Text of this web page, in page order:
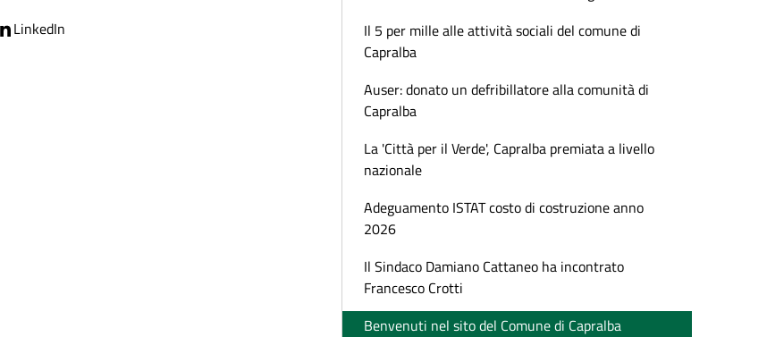
LinkedIn
Il 5 per mille alle attività sociali del comune di
Capralba
Auser: donato un defribillatore alla comunità di
Capralba
La 'Città per il Verde', Capralba premiata a livello
nazionale
Adeguamento ISTAT costo di costruzione anno
2026
Il Sindaco Damiano Cattaneo ha incontrato
Francesco Crotti
Benvenuti nel sito del Comune di Capralba